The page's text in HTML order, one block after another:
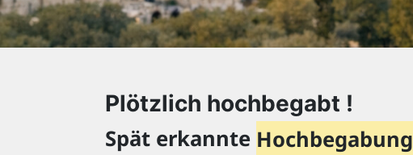
Plötzlich hochbegabt !
Spät erkannte Hochbegabung